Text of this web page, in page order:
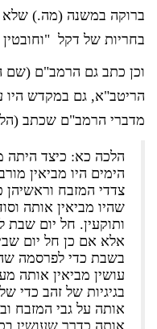
ברוקה במשנה (מה.)
בחריות של דקל
וכן כתב גם הרמב"ם (שם
הריטב"א, גם במקדש היו
מדברי הרמב"ם שכתב
הלכה כא: כיצד היתה
הימים היו מביאין
צדדי המזבח וראשיהן
שהיו מביאין אותה
ותוקעין. חל יום שבת
אלא אם כן חל יום
בשבת כדי לפרסמה
עושין מביאין אותה
בגיגיות של זהב כדי
אותה על גבי המזבח
אותה כדרך שעושין